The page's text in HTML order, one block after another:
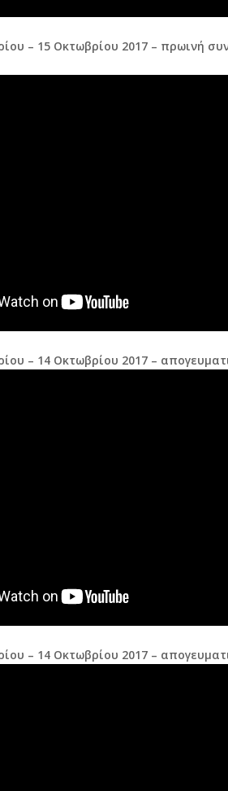
– 15 Οκτωβρίου 2017 – πρωινή
– 14 Οκτωβρίου 2017 –
– 14 Οκτωβρίου 2017 –